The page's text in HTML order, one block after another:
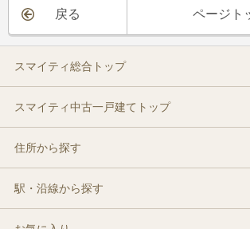
戻る ページト
スマイティ総合トップ
スマイティ中古一戸建てトップ
住所から探す
駅・沿線から探す